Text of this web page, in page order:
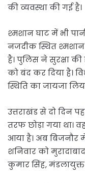
की व्यवस्था की गई है।
श्मशान घाट में भी
नजदीक स्थित
है। पुलिस ने सुरक्षा
को बंद कर दिया है।
स्थिति का जायजा
उत्तराखंड से दो दिन
तरफ छोड़ा गया था।
आया है। अब बिजनौर
शनिवार को
कुमार सिंह, मंडलायुक्त